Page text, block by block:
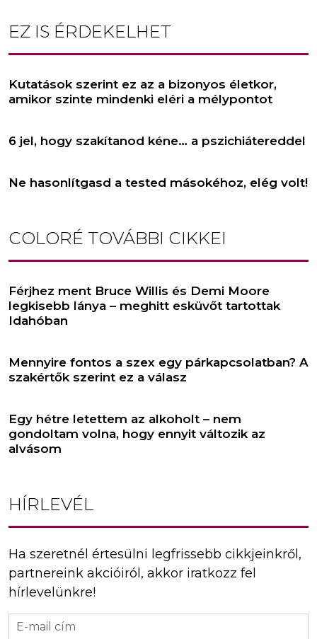
EZ IS ÉRDEKELHET
Kutatások szerint ez az a bizonyos életkor,
amikor szinte mindenki eléri a mélypontot
6 jel, hogy szakítanod kéne… a pszichiátereddel
Ne hasonlítgasd a tested másokéhoz, elég volt!
COLORÉ TOVÁBBI CIKKEI
Férjhez ment Bruce Willis és Demi Moore
legkisebb lánya – meghitt esküvőt tartottak
Idahóban
Mennyire fontos a szex egy párkapcsolatban? A
szakértők szerint ez a válasz
Egy hétre letettem az alkoholt – nem
gondoltam volna, hogy ennyit változik az
alvásom
HÍRLEVÉL
Ha szeretnél értesülni legfrissebb cikkjeinkről,
partnereink akcióiról, akkor iratkozz fel
hírlevelünkre!